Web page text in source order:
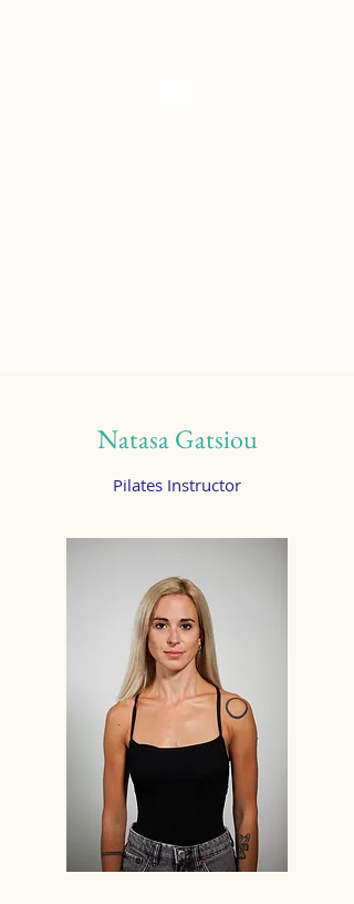
Natasa Gatsiou
Pilates Instructor